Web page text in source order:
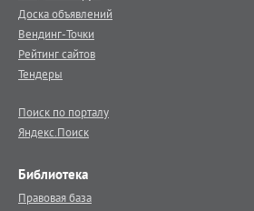
Доска объявлений
Вендинг-Точки
Рейтинг сайтов
Тендеры
Поиск по порталу
Яндекс.Поиск
Библиотека
Правовая база